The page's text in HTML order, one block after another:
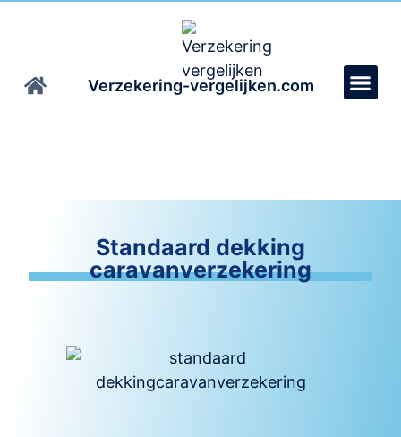
Verzekering-vergelijken.com
Standaard dekking
caravanverzekering